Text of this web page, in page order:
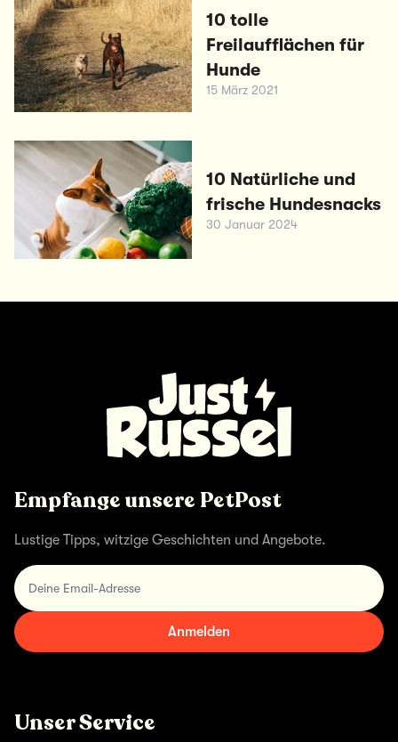
10 tolle
Freilaufflächen für
Hunde
15 März 2021
10 Natürliche und
frische Hundesnacks
30 Januar 2024
Empfange unsere PetPost
Lustige Tipps, witzige Geschichten und Angebote.
Deine Email-Adresse
Anmelden
Unser Service